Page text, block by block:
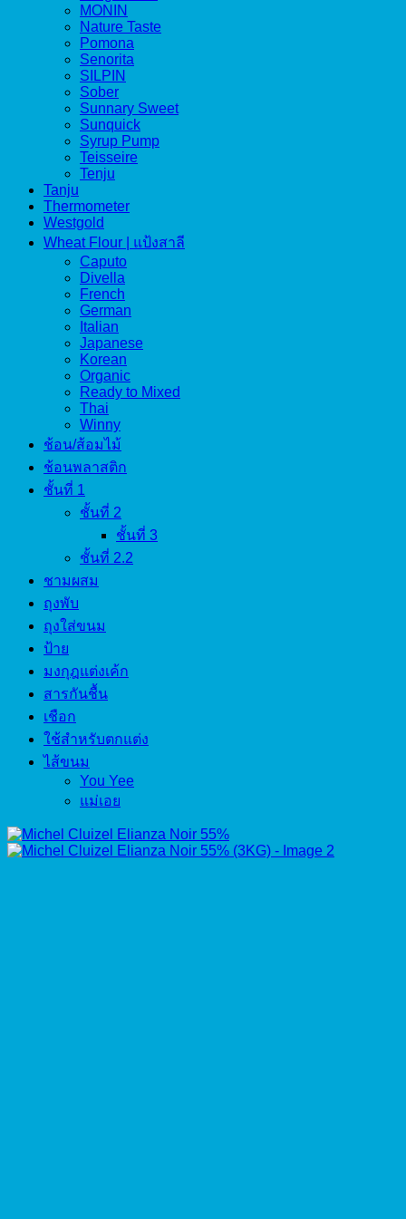
MONIN
Nature Taste
Pomona
Senorita
SILPIN
Sober
Sunnary Sweet
Sunquick
Syrup Pump
Teisseire
Tenju
Tanju
Thermometer
Westgold
Wheat Flour | แป้งสาลี
Caputo
Divella
French
German
Italian
Japanese
Korean
Organic
Ready to Mixed
Thai
Winny
ช้อน/ส้อมไม้
ช้อนพลาสติก
ชั้นที่ 1
ชั้นที่ 2
ชั้นที่ 3
ชั้นที่ 2.2
ชามผสม
ถุงพับ
ถุงใส่ขนม
ป้าย
มงกุฎแต่งเค้ก
สารกันชื้น
เชือก
ใช้สำหรับตกแต่ง
ไส้ขนม
You Yee
แม่เอย